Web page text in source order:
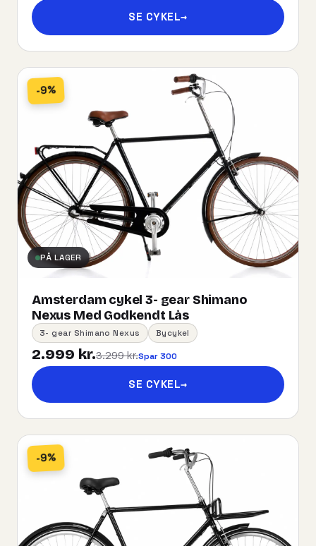
SE CYKEL→
-9%
PÅ LAGER
Amsterdam cykel 3- gear Shimano
Nexus Med Godkendt Lås
3- gear Shimano Nexus Bycykel
2.999 kr.3.299 kr.Spar 300
SE CYKEL→
-9%